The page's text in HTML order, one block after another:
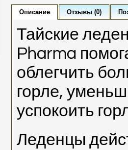
Описание Отзывы (0)
Тайские
Pharma
облегчить
горле,
успокоить
Леденцы